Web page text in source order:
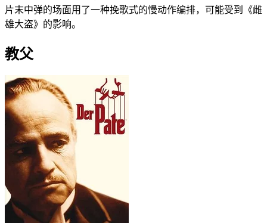
片末中弹的场面用了一种挽歌式的慢动作编排，可能受到《雌
雄大盗》的影响。
教父